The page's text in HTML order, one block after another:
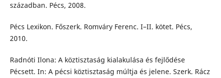
században. Pécs, 2008.
Pécs Lexikon. Főszerk. Romváry Ferenc. I–II. kötet. Pécs,
2010.
Radnóti Ilona: A köztisztaság kialakulása és fejlődése
Pécsett. In: A pécsi köztisztaság múltja és jelene. Szerk. Rácz